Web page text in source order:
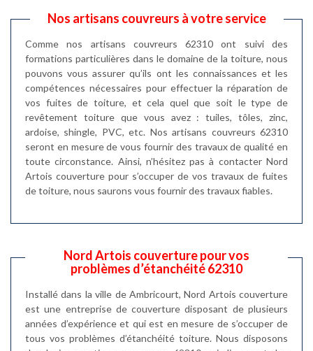
Nos artisans couvreurs à votre service
Comme nos artisans couvreurs 62310 ont suivi des
formations particulières dans le domaine de la toiture, nous
pouvons vous assurer qu’ils ont les connaissances et les
compétences nécessaires pour effectuer la réparation de
vos fuites de toiture, et cela quel que soit le type de
revêtement toiture que vous avez : tuiles, tôles, zinc,
ardoise, shingle, PVC, etc. Nos artisans couvreurs 62310
seront en mesure de vous fournir des travaux de qualité en
toute circonstance. Ainsi, n’hésitez pas à contacter Nord
Artois couverture pour s’occuper de vos travaux de fuites
de toiture, nous saurons vous fournir des travaux fiables.
Nord Artois couverture pour vos
problèmes d’étanchéité 62310
Installé dans la ville de Ambricourt, Nord Artois couverture
est une entreprise de couverture disposant de plusieurs
années d’expérience et qui est en mesure de s’occuper de
tous vos problèmes d’étanchéité toiture. Nous disposons